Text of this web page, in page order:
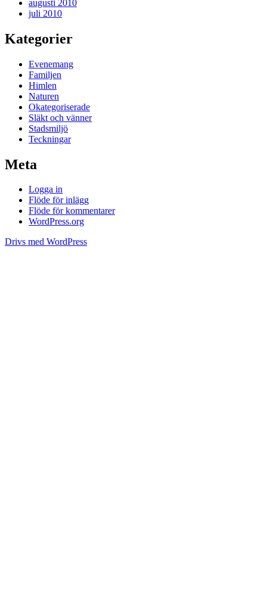
augusti 2010
juli 2010
Kategorier
Evenemang
Familjen
Himlen
Naturen
Okategoriserade
Släkt och vänner
Stadsmiljö
Teckningar
Meta
Logga in
Flöde för inlägg
Flöde för kommentarer
WordPress.org
Drivs med WordPress